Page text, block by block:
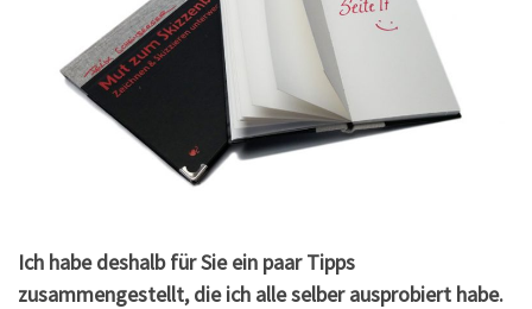
Ich habe deshalb für Sie ein paar Tipps
zusammengestellt, die ich alle selber ausprobiert habe.